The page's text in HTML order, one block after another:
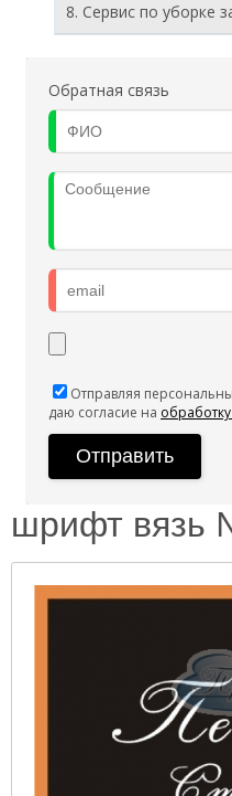
8. Cервис по уборке
Обратная связь
Отправляя
даю согласие на
шрифт вязь